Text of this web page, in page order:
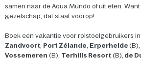
samen naar de Aqua Mundo of uit eten.
gezelschap, dat staat voorop!
Boek een vakantie voor rolstoelgebruikers in
Zandvoort, Port Zélande, Erperheide (B),
Vossemeren (B), Terhills Resort (B), de